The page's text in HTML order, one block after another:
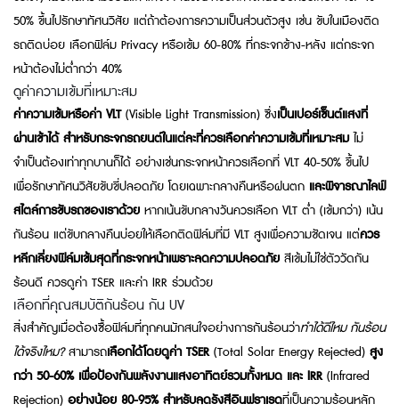
50% ขึ้นไปรักษาทัศนวิสัย แต่ถ้าต้องการความเป็นส่วนตัวสูง เช่น ขับในเมืองติด
รถติดบ่อย เลือกฟิล์ม Privacy หรือเข้ม 60-80% ที่กระจกข้าง-หลัง แต่กระจก
หน้าต้องไม่ต่ำกว่า 40%
ดูค่าความเข้มที่เหมาะสม
ค่าความเข้มหรือค่า VLT(Visible Light Transmission) ซึ่งเป็นเปอร์เซ็นต์แสงที่
ผ่านเข้าได้ สำหรับกระจกรถยนต์ในแต่ละที่ควรเลือกค่าความเข้มที่เหมาะสมไม่
จำเป็นต้องเท่าทุกบานก็ได้ อย่างเช่นกระจกหน้าควรเลือกที่ VLT 40-50% ขึ้นไป
เพื่อรักษาทัศนวิสัยขับขี่ปลอดภัย โดยเฉพาะกลางคืนหรือฝนตก และพิจารณาไลฟ์
สไตล์การขับรถของเราด้วย หากเน้นขับกลางวันควรเลือก VLT ต่ำ (เข้มกว่า) เน้น
กันร้อน แต่ขับกลางคืนบ่อยให้เลือกติดฟิล์มที่มี VLT สูงเพื่อความชัดเจน แต่ควร
หลีกเลี่ยงฟิล์มเข้มสุดที่กระจกหน้าเพราะลดความปลอดภัย สีเข้มไม่ใช่ตัววัดกัน
ร้อนดี ควรดูค่า TSER และค่า IRR ร่วมด้วย
เลือกที่คุณสมบัติกันร้อน กัน UV
สิ่งสำคัญเมื่อต้องซื้อฟิล์มที่ทุกคนมักสนใจอย่างการกันร้อนว่าทำได้ดีไหม กันร้อน
ได้จริงไหม?สามารถเลือกได้โดยดูค่า TSER (Total Solar Energy Rejected) สูง
กว่า 50-60% เพื่อป้องกันพลังงานแสงอาทิตย์รวมทั้งหมด และ IRR(Infrared
Rejection) อย่างน้อย 80-95% สำหรับลดรังสีอินฟราเรดที่เป็นความร้อนหลัก